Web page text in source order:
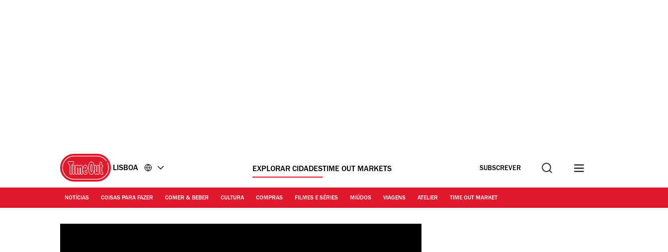
LISBOA EXPLORAR CIDADESTIME OUT MARKETS SUBSCREVER Procurar
NOTÍCIAS COISAS PARA FAZER COMER & BEBER CULTURA COMPRAS FILMES E SÉRIES MIÚDOS VIAGENS ATELIER TIME OUT MARKET